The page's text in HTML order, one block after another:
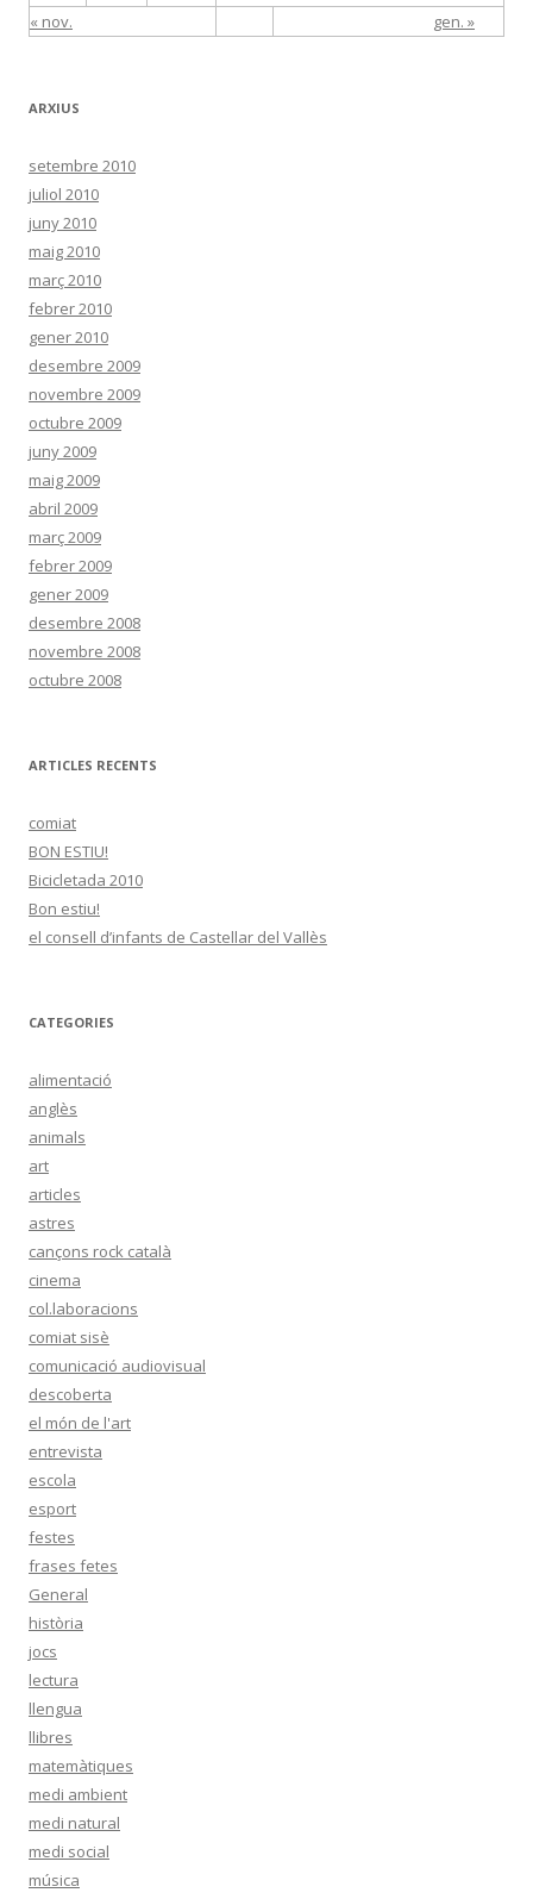
« nov. gen. »
ARXIUS
setembre 2010
juliol 2010
juny 2010
maig 2010
març 2010
febrer 2010
gener 2010
desembre 2009
novembre 2009
octubre 2009
juny 2009
maig 2009
abril 2009
març 2009
febrer 2009
gener 2009
desembre 2008
novembre 2008
octubre 2008
ARTICLES RECENTS
comiat
BON ESTIU!
Bicicletada 2010
Bon estiu!
el consell d’infants de Castellar del Vallès
CATEGORIES
alimentació
anglès
animals
art
articles
astres
cançons rock català
cinema
col.laboracions
comiat sisè
comunicació audiovisual
descoberta
el món de l'art
entrevista
escola
esport
festes
frases fetes
General
història
jocs
lectura
llengua
llibres
matemàtiques
medi ambient
medi natural
medi social
música